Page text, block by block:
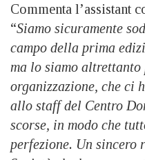
Commenta l’assistant
“Siamo sicuramente
campo della prima
ma lo siamo
organizzazione, che ci
allo staff del Centro
scorse, in modo che
perfezione. Un sincero